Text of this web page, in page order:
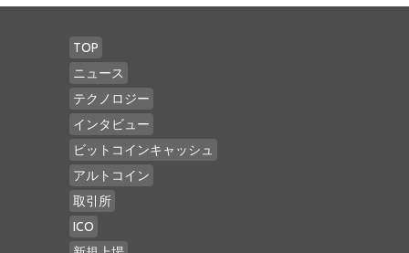
TOP
ニュース
テクノロジー
インタビュー
ビットコインキャッシュ
アルトコイン
取引所
ICO